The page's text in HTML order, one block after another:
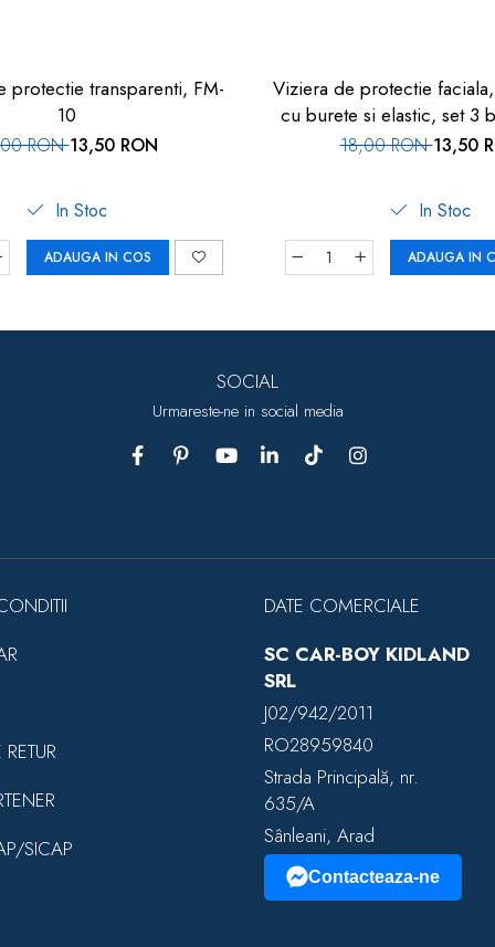
protectie transparenti, FM-
10
RON13,50 RON
In Stoc
ADAUGA IN COS
Viziera de protectie
cu burete si elastic, set 3
18,00 RON13,50
In Stoc
ADAUGA IN
SOCIAL
Urmareste-ne in social media
SICAP
DATE COMERCIALE
SC CAR-BOY KIDLAND
SRL
J02/942/2011
RO28959840
Strada Principală, nr.
635/A
Sânleani, Arad
Contacteaza-ne